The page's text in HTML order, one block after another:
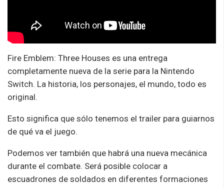
Fire Emblem: Three Houses es una entrega
completamente nueva de la serie para la Nintendo
Switch. La historia, los personajes, el mundo, todo es
original.
Esto significa que sólo tenemos el trailer para guiarnos
de qué va el juego.
Podemos ver también que habrá una nueva mecánica
durante el combate. Será posible colocar a
escuadrones de soldados en diferentes formaciones